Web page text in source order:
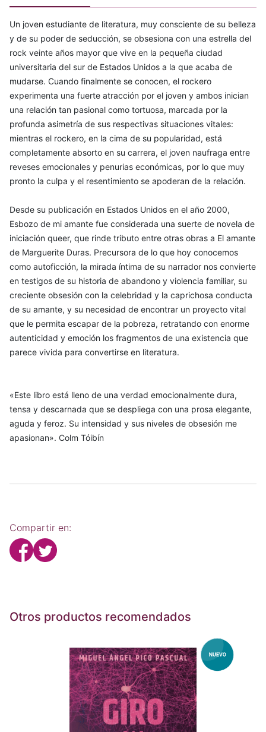
Un joven estudiante de literatura, muy consciente de su belleza
y de su poder de seducción, se obsesiona con una estrella del
rock veinte años mayor que vive en la pequeña ciudad
universitaria del sur de Estados Unidos a la que acaba de
mudarse. Cuando finalmente se conocen, el rockero
experimenta una fuerte atracción por el joven y ambos inician
una relación tan pasional como tortuosa, marcada por la
profunda asimetría de sus respectivas situaciones vitales:
mientras el rockero, en la cima de su popularidad, está
completamente absorto en su carrera, el joven naufraga entre
reveses emocionales y penurias económicas, por lo que muy
pronto la culpa y el resentimiento se apoderan de la relación.
Desde su publicación en Estados Unidos en el año 2000,
Esbozo de mi amante fue considerada una suerte de novela de
iniciación queer, que rinde tributo entre otras obras a El amante
de Marguerite Duras. Precursora de lo que hoy conocemos
como autoficción, la mirada íntima de su narrador nos convierte
en testigos de su historia de abandono y violencia familiar, su
creciente obsesión con la celebridad y la caprichosa conducta
de su amante, y su necesidad de encontrar un proyecto vital
que le permita escapar de la pobreza, retratando con enorme
autenticidad y emoción los fragmentos de una existencia que
parece vivida para convertirse en literatura.
«Este libro está lleno de una verdad emocionalmente dura,
tensa y descarnada que se despliega con una prosa elegante,
aguda y feroz. Su intensidad y sus niveles de obsesión me
apasionan». Colm Tóibín
Compartir en:
Otros productos recomendados